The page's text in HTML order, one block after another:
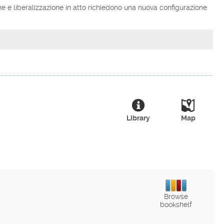
e liberalizzazione in atto richiedono una nuova configurazione
Map
Library
Browse
bookshelf